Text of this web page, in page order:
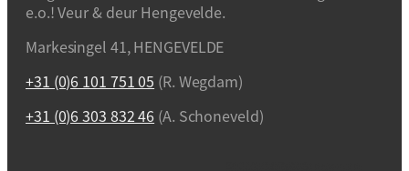
e.o.! Veur & deur Hengevelde.
Markesingel 41, HENGEVELDE
+31 (0)6 101 751 05 (R. Wegdam)
+31 (0)6 303 832 46 (A. Schoneveld)